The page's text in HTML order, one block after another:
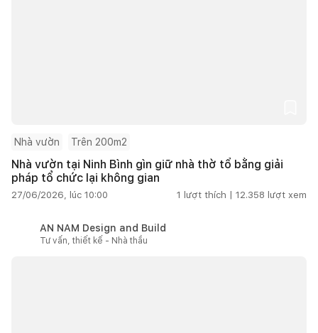
Nhà vườn Trên 200m2
Nhà vườn tại Ninh Bình gìn giữ nhà thờ tổ bằng giải
pháp tổ chức lại không gian
27/06/2026, lúc 10:00 1 lượt thích | 12.358 lượt xem
AN NAM Design and Build
Tư vấn, thiết kế - Nhà thầu